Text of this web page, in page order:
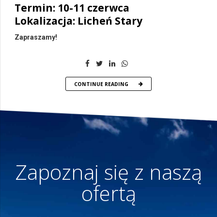
Termin: 10-11 czerwca
Lokalizacja: Licheń Stary
Zapraszamy!
CONTINUE READING
Zapoznaj się z naszą
ofertą